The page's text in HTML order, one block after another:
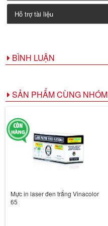
Hỗ trợ tài liệu
BÌNH LUẬN
SẢN PHẨM CÙNG NHÓM
Mực in laser đen trắng Vinacolor
65